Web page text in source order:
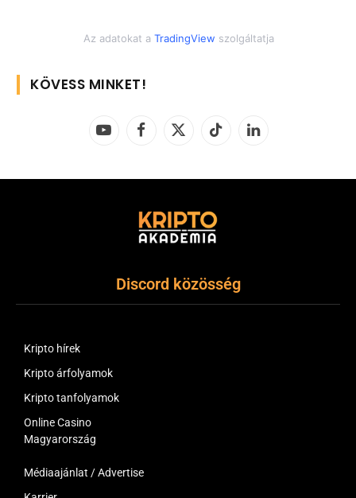
Az adatokat a TradingView szolgáltatja
KÖVESS MINKET!
YouTubeFacebook
X
TikTok LinkedIn
Discord közösség
Kripto hírek
Kripto árfolyamok
Kripto tanfolyamok
Online Casino
Magyarország
Médiaajánlat / Advertise